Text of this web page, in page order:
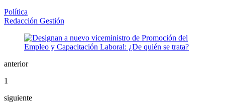
Política
Redacción Gestión
anterior
1
siguiente